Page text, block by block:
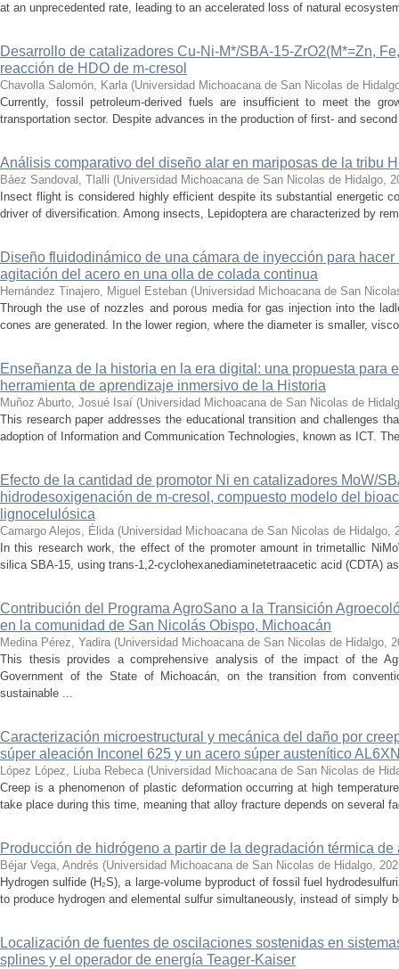
at an unprecedented rate, leading to an accelerated loss of natural
Desarrollo de catalizadores Cu-Ni-M*/SBA-15-ZrO2(M*=Zn,
reacción de HDO de m-cresol
Chavolla Salomón, Karla (Universidad Michoacana de San Nicolas de
Currently, fossil petroleum-derived fuels are insufficient to meet the
transportation sector. Despite advances in the production of first- and
Análisis comparativo del diseño alar en mariposas de la tribu
Báez Sandoval, Tlalli (Universidad Michoacana de San Nicolas de Hidalgo,
Insect flight is considered highly efficient despite its substantial energetic
driver of diversification. Among insects, Lepidoptera are characterized by
Diseño fluidodinámico de una cámara de inyección para
agitación del acero en una olla de colada continua
Hernández Tinajero, Miguel Esteban (Universidad Michoacana de San
Through the use of nozzles and porous media for gas injection into the
cones are generated. In the lower region, where the diameter is smaller,
Enseñanza de la historia en la era digital: una propuesta para
herramienta de aprendizaje inmersivo de la Historia
Muñoz Aburto, Josué Isaí (Universidad Michoacana de San Nicolas de
This research paper addresses the educational transition and challenges
adoption of Information and Communication Technologies, known as ICT.
Efecto de la cantidad de promotor Ni en catalizadores MoW/
hidrodesoxigenación de m-cresol, compuesto modelo del
lignocelulósica
Camargo Alejos, Élida (Universidad Michoacana de San Nicolas de Hidalgo,
In this research work, the effect of the promoter amount in trimetallic
silica SBA-15, using trans-1,2-cyclohexanediaminetetraacetic acid (CDTA)
Contribución del Programa AgroSano a la Transición
en la comunidad de San Nicolás Obispo, Michoacán
Medina Pérez, Yadira (Universidad Michoacana de San Nicolas de Hidalgo,
This thesis provides a comprehensive analysis of the impact of the
Government of the State of Michoacán, on the transition from
sustainable ...
Caracterización microestructural y mecánica del daño por
súper aleación Inconel 625 y un acero súper austenítico
López López, Liuba Rebeca (Universidad Michoacana de San Nicolas de
Creep is a phenomenon of plastic deformation occurring at high
take place during this time, meaning that alloy fracture depends on several
Producción de hidrógeno a partir de la degradación térmica
Béjar Vega, Andrés (Universidad Michoacana de San Nicolas de Hidalgo,
Hydrogen sulfide (H₂S), a large-volume byproduct of fossil fuel
to produce hydrogen and elemental sulfur simultaneously, instead of simply
Localización de fuentes de oscilaciones sostenidas en
splines y el operador de energía Teager-Kaiser